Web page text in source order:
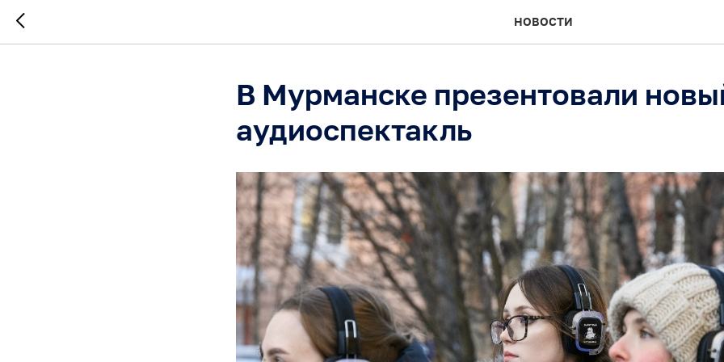
НОВОСТИ
В Мурманске презентовали
аудиоспектакль